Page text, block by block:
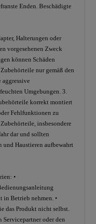
Enden. Beschädigte
Halterungen oder
vorgesehenen Zweck
können Schäden
nur gemäß den
aggressive
Umgebungen. 3.
korrekt montiert
Fehlfunktionen zu
insbesondere
dar und sollten
Haustieren aufbewahrt
•
in Betrieb nehmen. •
das Produkt nicht selbst.
Servicepartner oder den